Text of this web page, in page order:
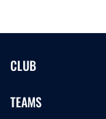
CLUB
TEAMS